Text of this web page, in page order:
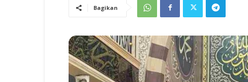
Bagikan